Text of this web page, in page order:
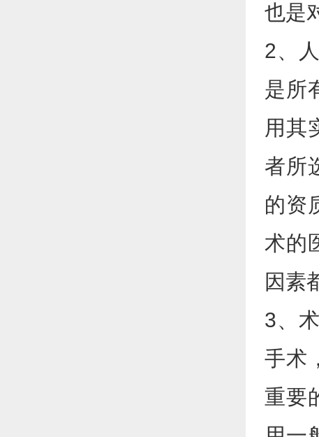
也是
2、
是所
用其
者所
的资
术的
因素
3、
手术
重要